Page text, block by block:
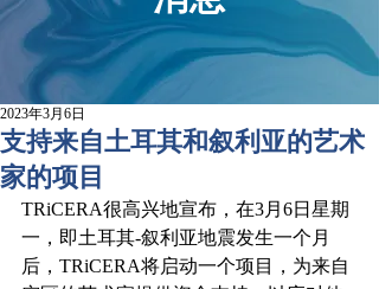
支持来自土耳其和叙利亚的艺术
家的项目
2023年3月6日
TRiCERA很高兴地宣布，在3月6日星期
一，即土耳其-叙利亚地震发生一个月
后，TRiCERA将启动一个项目，为来自